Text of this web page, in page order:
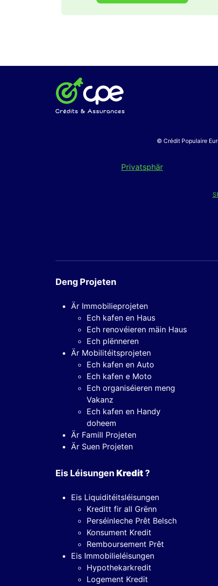
© Crédit Populaire
Privatsphär
Deng Projeten
Är Immobilieprojeten
Ech kafen en Haus
Ech renovéieren mäin Haus
Ech plënneren
Är Mobilitéitsprojeten
Ech kafen en Auto
Ech kafen e Moto
Ech organiséieren meng
Vakanz
Ech kafen en Handy
doheem
Är Famill Projeten
Är Suen Projeten
Eis LéisungenKredit?
Eis Liquiditéitsléisungen
Kreditt fir all Grënn
Perséinleche Prêt Belsch
Konsument Kredit
Remboursement Prêt
Eis Immobilieléisungen
Hypothekarkredit
Logement Kredit